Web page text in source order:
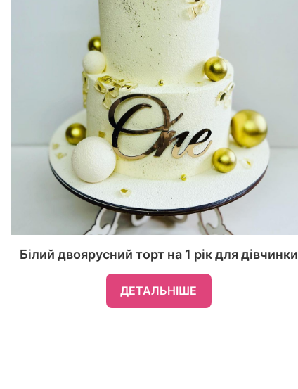
Білий двоярусний торт на 1 рік для дівчинки
ДЕТАЛЬНІШЕ